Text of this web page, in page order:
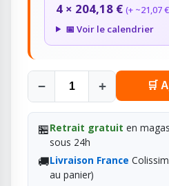
4 × 204,18 € (+ ~21,07
📅 Voir le calendrier
− + 🛒
🏪Retrait gratuit en
sous 24h
🚚Livraison France
au panier)